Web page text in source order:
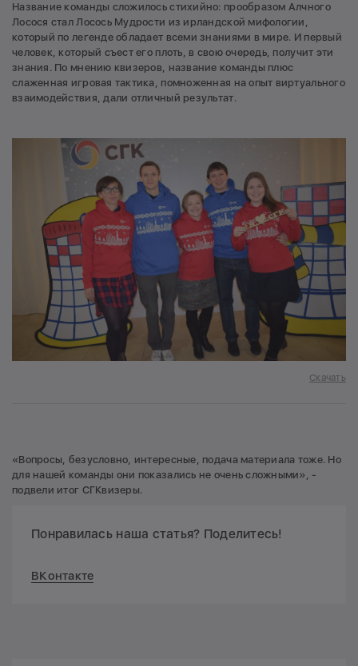
Название команды сложилось стихийно: прообразом Алчного
Лосося стал Лосось Мудрости из ирландской мифологии,
который по легенде обладает всеми знаниями в мире. И первый
человек, который съест его плоть, в свою очередь, получит эти
знания. По мнению квизеров, название команды плюс
слаженная игровая тактика, помноженная на опыт виртуального
взаимодействия, дали отличный результат.
Скачать
«Вопросы, безусловно, интересные, подача материала тоже. Но
для нашей команды они показались не очень сложными», -
подвели итог СГКвизеры.
Понравилась наша статья? Поделитесь!
ВКонтакте